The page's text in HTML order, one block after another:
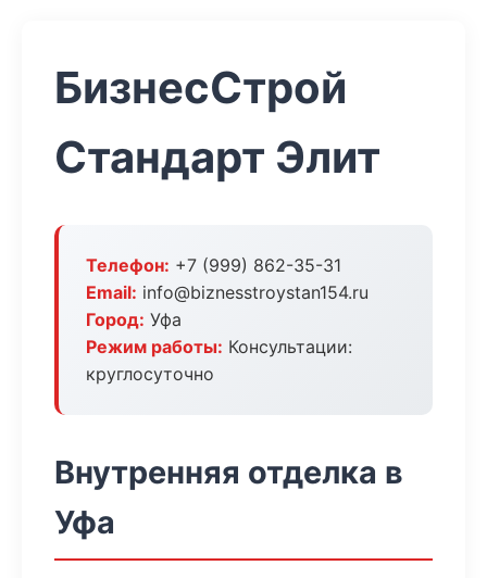
БизнесСтрой
Стандарт Элит
Телефон: +7 (999) 862-35-31
Email: info@biznesstroystan154.ru
Город: Уфа
Режим работы: Консультации:
круглосуточно
Внутренняя отделка в
Уфа